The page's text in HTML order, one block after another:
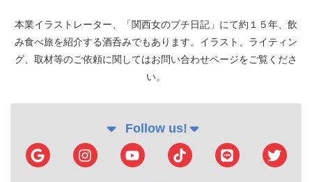
本業イラストレーター、「関西女のプチ日記」にて約１５年、飲
み食べ旅を紹介する酒呑みでもあります。イラスト、ライティン
グ、取材等のご依頼に関してはお問い合わせページをご覧くださ
い。
Follow us!